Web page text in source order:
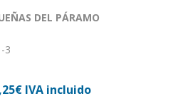
DEL PÁRAMO
3
IVA incluido